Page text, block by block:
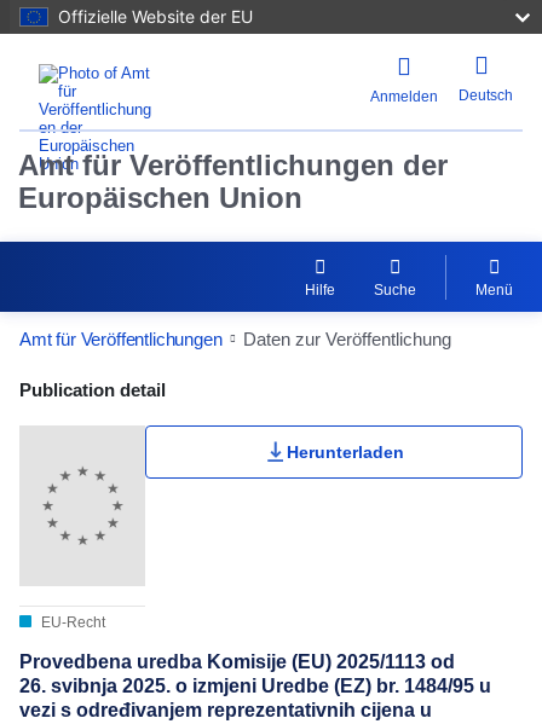
Offizielle Website der EU
Anmelden Deutsch
Amt für Veröffentlichungen der
Europäischen Union
Hilfe Suche Menü
Amt für Veröffentlichungen Daten zur Veröffentlichung
Publication Detail Actions Portlet
Publication detail
EU-Recht
Herunterladen
Provedbena uredba Komisije (EU) 2025/1113 оd
26. svibnja 2025. o izmjeni Uredbe (EZ) br. 1484/95 u
vezi s određivanjem reprezentativnih cijena u